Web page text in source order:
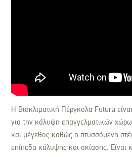
Η Βιοκλιματική Πέργκολα Futura
για την κάλυψη επαγγελματικών
και μέγεθος καθώς η πτυσσόμενη
επίπεδα κάλυψης και σκίασης. Είναι